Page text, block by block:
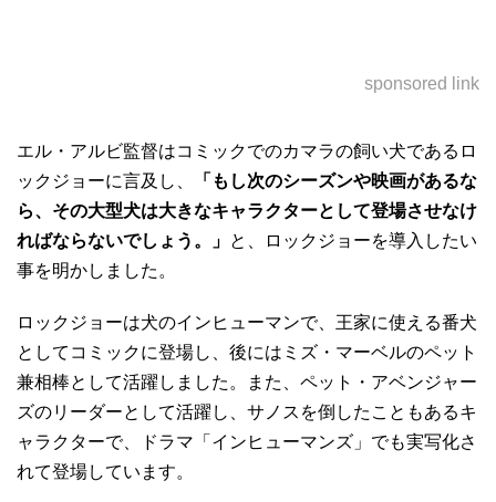
sponsored link
エル・アルビ監督はコミックでのカマラの飼い犬であるロ
ックジョーに言及し、
「もし次のシーズンや映画があるな
ら、その大型犬は大きなキャラクターとして登場させなけ
ればならないでしょう。」
と、ロックジョーを導入したい
事を明かしました。
ロックジョーは犬のインヒューマンで、王家に使える番犬
としてコミックに登場し、後にはミズ・マーベルのペット
兼相棒として活躍しました。また、ペット・アベンジャー
ズのリーダーとして活躍し、サノスを倒したこともあるキ
ャラクターで、ドラマ「インヒューマンズ」でも実写化さ
れて登場しています。